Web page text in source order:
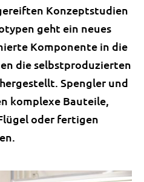
Konzeptstudien
geht ein neues
Komponente in die
die selbstproduzierten
Spengler und
komplexe Bauteile,
oder fertigen